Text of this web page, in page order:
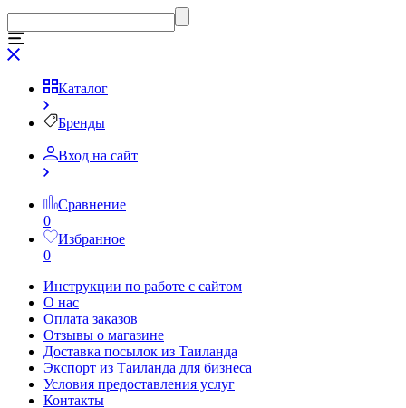
Каталог
Бренды
Вход на сайт
Сравнение
0
Избранное
0
Инструкции по работе с сайтом
О нас
Оплата заказов
Отзывы о магазине
Доставка посылок из Таиланда
Экспорт из Таиланда для бизнеса
Условия предоставления услуг
Контакты